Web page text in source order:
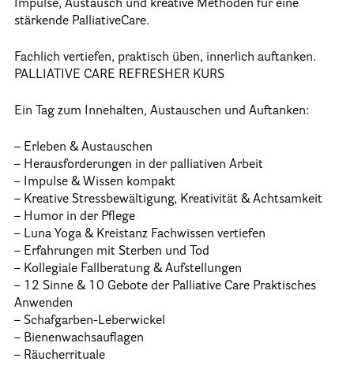
Hospizgedanke
Betreuung im Pflegeheim
Betreuung im stationären Hospiz
Kinder und Jugendliche
Patientenverfügung – Vorsorgevollmacht –
Veranstaltungen
Impulse, Austausch und kreative Methoden für eine
stärkende PalliativeCare.
Fachlich vertiefen, praktisch üben, innerlich auftanken.
PALLIATIVE CARE REFRESHER KURS
Ein Tag zum Innehalten, Austauschen und Auftanken:
– Erleben & Austauschen
– Herausforderungen in der palliativen Arbeit
– Impulse & Wissen kompakt
– Kreative Stressbewältigung, Kreativität & Achtsamkeit
– Humor in der Pflege
– Luna Yoga & Kreistanz Fachwissen vertiefen
– Erfahrungen mit Sterben und Tod
– Kollegiale Fallberatung & Aufstellungen
– 12 Sinne & 10 Gebote der Palliative Care Praktisches
Anwenden
– Schafgarben-Leberwickel
– Bienenwachsauflagen
– Räucherrituale